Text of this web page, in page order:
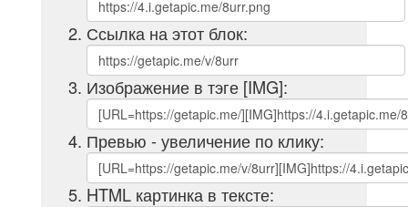
Ссылка на этот блок:
Изображение в тэге [IMG]:
Превью - увеличение по клику:
HTML картинка в тексте: